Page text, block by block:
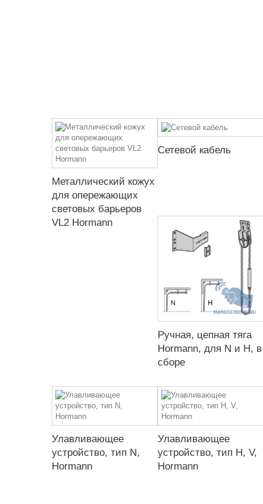
Металлический кожух
для опережающих
световых барьеров
VL2 Hormann
Сетевой кабель
Ручная, цепная тяга
Hormann, для N и H, в
сборе
Улавливающее
устройство, тип N,
Hormann
Улавливающее
устройство, тип H, V,
Hormann